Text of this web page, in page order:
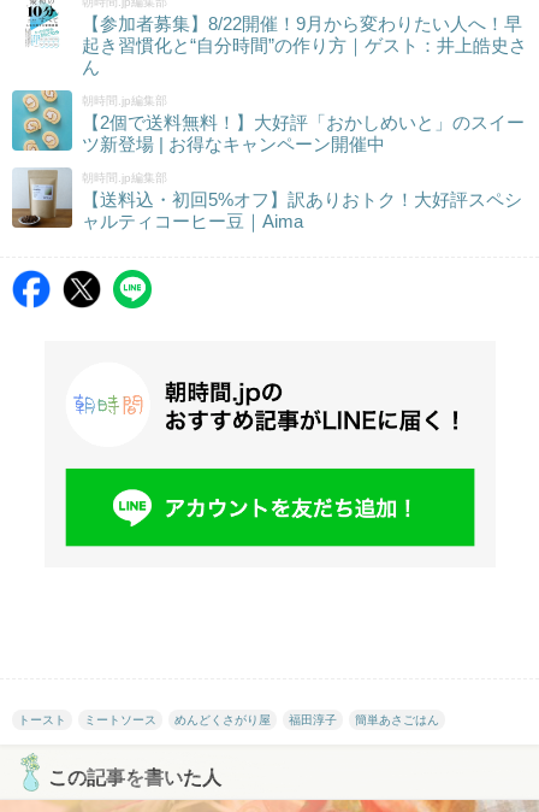
【参加者募集】8/22開催！9月から変わりたい人へ！早
起き習慣化と“自分時間”の作り方｜ゲスト：井上皓史さ
ん
朝時間.jp編集部
【2個で送料無料！】大好評「おかしめいと」のスイー
ツ新登場 | お得なキャンペーン開催中
朝時間.jp編集部
【送料込・初回5%オフ】訳ありおトク！大好評スペシ
ャルティコーヒー豆｜Aima
トースト ミートソース めんどくさがり屋 福田淳子 簡単あさごはん
この記事を書いた人